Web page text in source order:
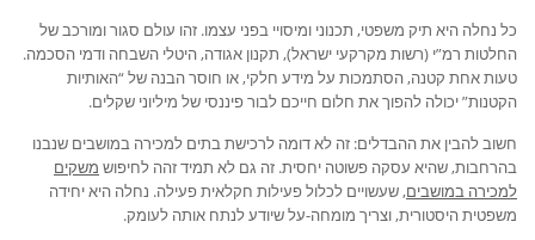
כל נחלה היא תיק משפטי, תכנוני ומיסויי בפני עצמו. זהו עולם סגור ומורכב של
החלטות רמ”י (רשות מקרקעי ישראל), תקנון אגודה, היטלי השבחה ודמי הסכמה.
טעות אחת קטנה, הסתמכות על מידע חלקי, או חוסר הבנה של “האותיות
הקטנות” יכולה להפוך את חלום חייכם לבור פיננסי של מיליוני שקלים.
חשוב להבין את ההבדלים: זה לא דומה לרכישת בתים למכירה במושבים שנבנו
בהרחבות, שהיא עסקה פשוטה יחסית. זה גם לא תמיד זהה לחיפוש משקים
למכירה במושבים, שעשויים לכלול פעילות חקלאית פעילה. נחלה היא יחידה
משפטית היסטורית, וצריך מומחה-על שיודע לנתח אותה לעומק.